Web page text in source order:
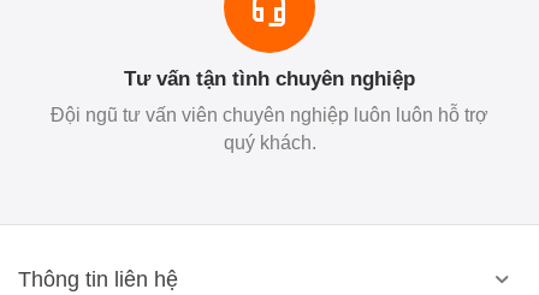
Tư vấn tận tình chuyên nghiệp
Đội ngũ tư vấn viên chuyên nghiệp luôn luôn hỗ trợ
quý khách.
Thông tin liên hệ